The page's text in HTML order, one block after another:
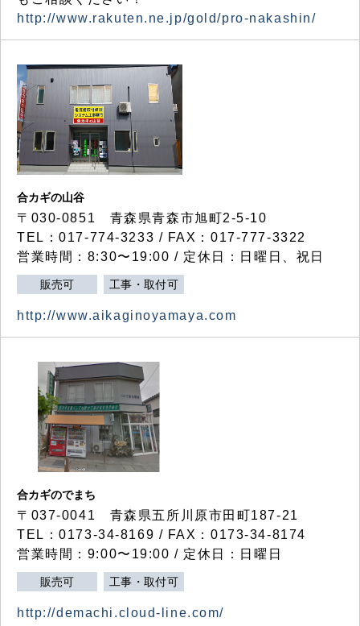
http://www.rakuten.ne.jp/gold/pro-nakashin/
合カギの山谷
〒030-0851 青森県青森市旭町2-5-10
TEL：017-774-3233 / FAX：017-777-3322
営業時間：8:30〜19:00 / 定休日：日曜日、祝日
販売可 工事・取付可
http://www.aikaginoyamaya.com
合カギのでまち
〒037-0041 青森県五所川原市田町187-21
TEL：0173-34-8169 / FAX：0173-34-8174
営業時間：9:00〜19:00 / 定休日：日曜日
販売可 工事・取付可
http://demachi.cloud-line.com/